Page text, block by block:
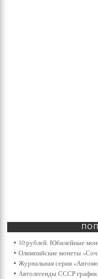
10 рублей. Юбилейные
Олимпийские монеты
Журнальная серия
Автолегенды СССР график